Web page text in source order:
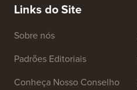
Links do Site
Sobre nós
Padrões Editoriais
Conheça Nosso Conselho